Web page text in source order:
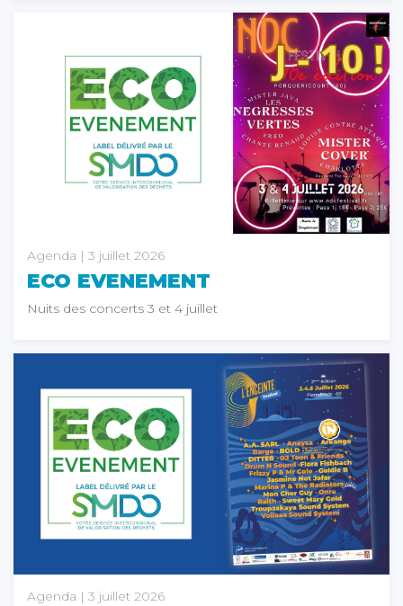
Agenda | 3 juillet 2026
ECO EVENEMENT
Nuits des concerts 3 et 4 juillet
Agenda | 3 juillet 2026